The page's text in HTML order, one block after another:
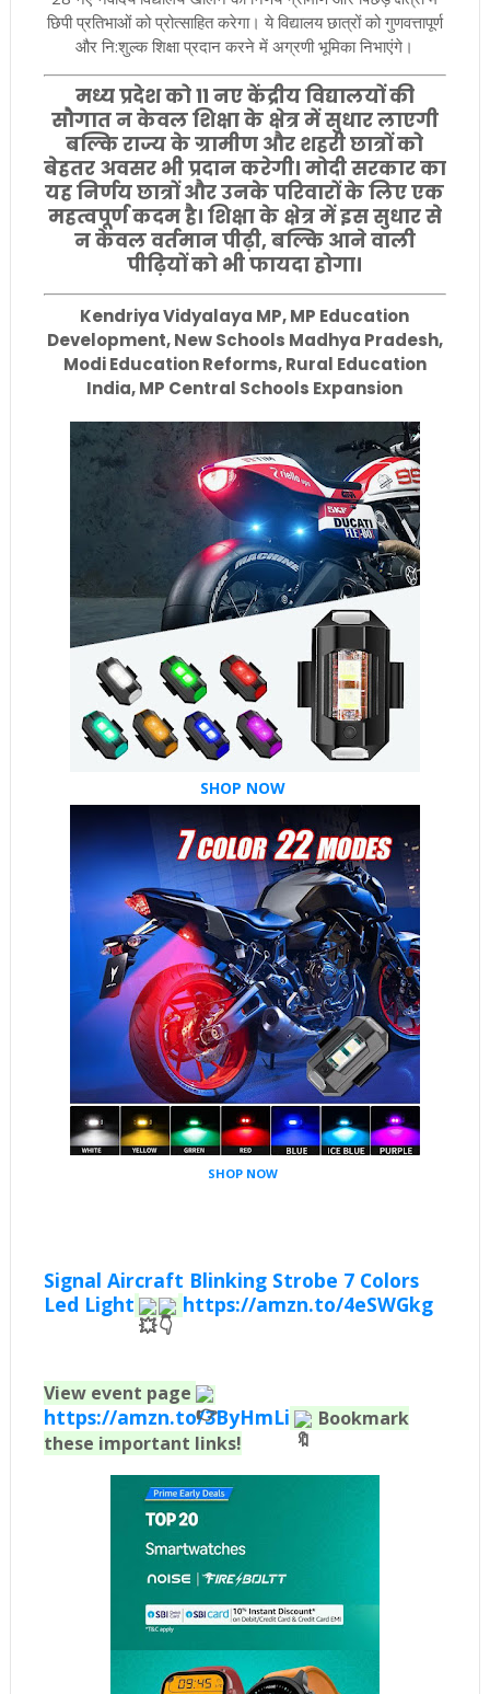
छिपी प्रतिभाओं को प्रोत्साहित करेगा। ये विद्यालय छात्रों को गुणवत्तापूर्ण
और नि:शुल्क शिक्षा प्रदान करने में अग्रणी भूमिका निभाएंगे।
मध्य प्रदेश को 11 नए केंद्रीय विद्यालयों की
सौगात न केवल शिक्षा के क्षेत्र में सुधार लाएगी
बल्कि राज्य के ग्रामीण और शहरी छात्रों को
बेहतर अवसर भी प्रदान करेगी। मोदी सरकार का
यह निर्णय छात्रों और उनके परिवारों के लिए एक
महत्वपूर्ण कदम है। शिक्षा के क्षेत्र में इस सुधार से
न केवल वर्तमान पीढ़ी, बल्कि आने वाली
पीढ़ियों को भी फायदा होगा।
Kendriya Vidyalaya MP, MP Education
Development, New Schools Madhya Pradesh,
Modi Education Reforms, Rural Education
India, MP Central Schools Expansion
SHOP NOW
SHOP NOW
Signal Aircraft Blinking Strobe 7 Colors
Led Light
https://amzn.to/4eSWGkg
View event page
https://amzn.to/3ByHmLi
Bookmark
these important links!